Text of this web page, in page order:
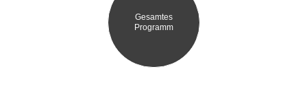
Gesamtes
Programm